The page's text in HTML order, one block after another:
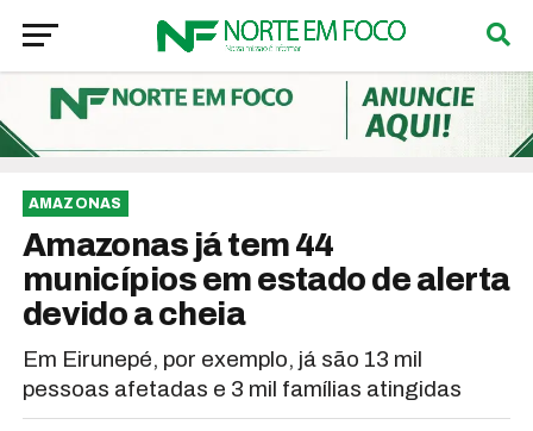
AMAZONAS
Amazonas já tem 44
municípios em estado de alerta
devido a cheia
Em Eirunepé, por exemplo, já são 13 mil
pessoas afetadas e 3 mil famílias atingidas